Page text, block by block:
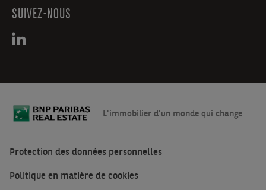
SUIVEZ-NOUS
L'immobilier d'un monde qui change
Protection des données personnelles
Politique en matière de cookies